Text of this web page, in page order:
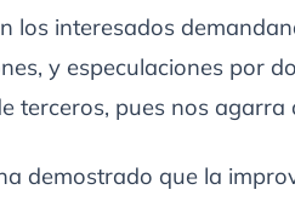
los interesados
y especulaciones por
terceros, pues nos agarra
demostrado que la